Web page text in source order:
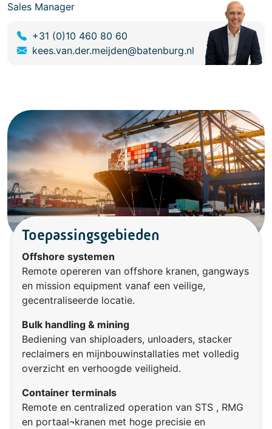
Sales Manager
+31 (0)10 460 80 60
kees.van.der.meijden@batenburg.nl
Toepassingsgebieden
Offshore systemen
Remote opereren van offshore kranen, gangways
en mission equipment vanaf een veilige,
gecentraliseerde locatie.
Bulk handling & mining
Bediening van shiploaders, unloaders, stacker
reclaimers en mijnbouwinstallaties met volledig
overzicht en verhoogde veiligheid.
Container terminals
Remote en centralized operation van STS , RMG
en portaal¬kranen met hoge precisie en